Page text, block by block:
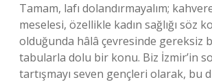
Tamam, lafı dolandırmayalım;
meselesi, özellikle kadın sağlığı söz
olduğunda hâlâ çevresinde gereksiz
tabularla dolu bir konu. Biz İzmir’in
tartışmayı seven gençleri olarak, bu